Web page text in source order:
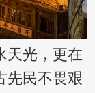
光，更在
先民不畏艰